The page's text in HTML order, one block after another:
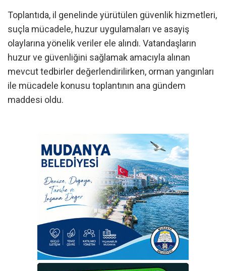
Toplantıda, il genelinde yürütülen güvenlik hizmetleri,
suçla mücadele, huzur uygulamaları ve asayiş
olaylarına yönelik veriler ele alındı. Vatandaşların
huzur ve güvenliğini sağlamak amacıyla alınan
mevcut tedbirler değerlendirilirken, orman yangınları
ile mücadele konusu toplantının ana gündem
maddesi oldu.